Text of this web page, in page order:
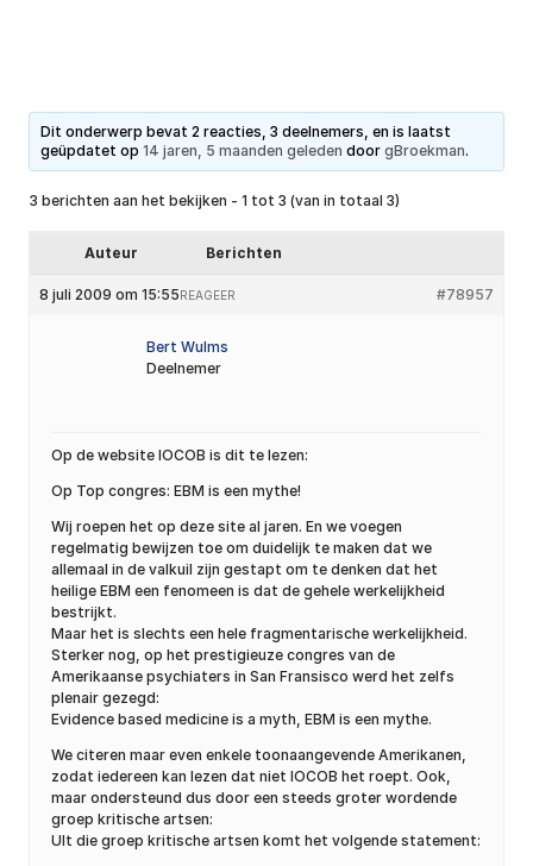
Dit onderwerp bevat 2 reacties, 3 deelnemers, en is laatst
geüpdatet op14 jaren, 5 maanden geleden doorgBroekman.
3 berichten aan het bekijken - 1 tot 3 (van in totaal 3)
Auteur Berichten
8 juli 2009 om 15:55 #78957
REAGEER
Bert Wulms
Deelnemer
Op de website IOCOB is dit te lezen:
Op Top congres: EBM is een mythe!
Wij roepen het op deze site al jaren. En we voegen
regelmatig bewijzen toe om duidelijk te maken dat we
allemaal in de valkuil zijn gestapt om te denken dat het
heilige EBM een fenomeen is dat de gehele werkelijkheid
bestrijkt.
Maar het is slechts een hele fragmentarische werkelijkheid.
Sterker nog, op het prestigieuze congres van de
Amerikaanse psychiaters in San Fransisco werd het zelfs
plenair gezegd:
Evidence based medicine is a myth, EBM is een mythe.
We citeren maar even enkele toonaangevende Amerikanen,
zodat iedereen kan lezen dat niet IOCOB het roept. Ook,
maar ondersteund dus door een steeds groter wordende
groep kritische artsen:
UIt die groep kritische artsen komt het volgende statement: